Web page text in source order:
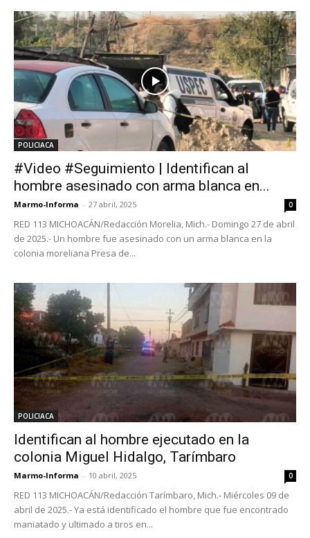
POLICIACA
#Video #Seguimiento | Identifican al
hombre asesinado con arma blanca en...
Marmo-Informa - 27 abril, 2025 0
RED 113 MICHOACÁN/Redacción Morelia, Mich.- Domingo 27 de abril
de 2025.- Un hombre fue asesinado con un arma blanca en la
colonia moreliana Presa de...
POLICIACA
Identifican al hombre ejecutado en la
colonia Miguel Hidalgo, Tarímbaro
Marmo-Informa - 10 abril, 2025 0
RED 113 MICHOACÁN/Redacción Tarímbaro, Mich.- Miércoles 09 de
abril de 2025.- Ya está identificado el hombre que fue encontrado
maniatado y ultimado a tiros en...